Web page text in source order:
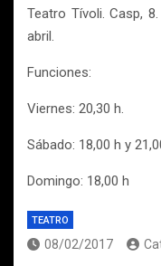
Teatro Tívoli. Casp,
abril.
Funciones:
Viernes: 20,30 h.
Sábado: 18,00 h y
Domingo: 18,00 h
TEATRO
08/02/2017